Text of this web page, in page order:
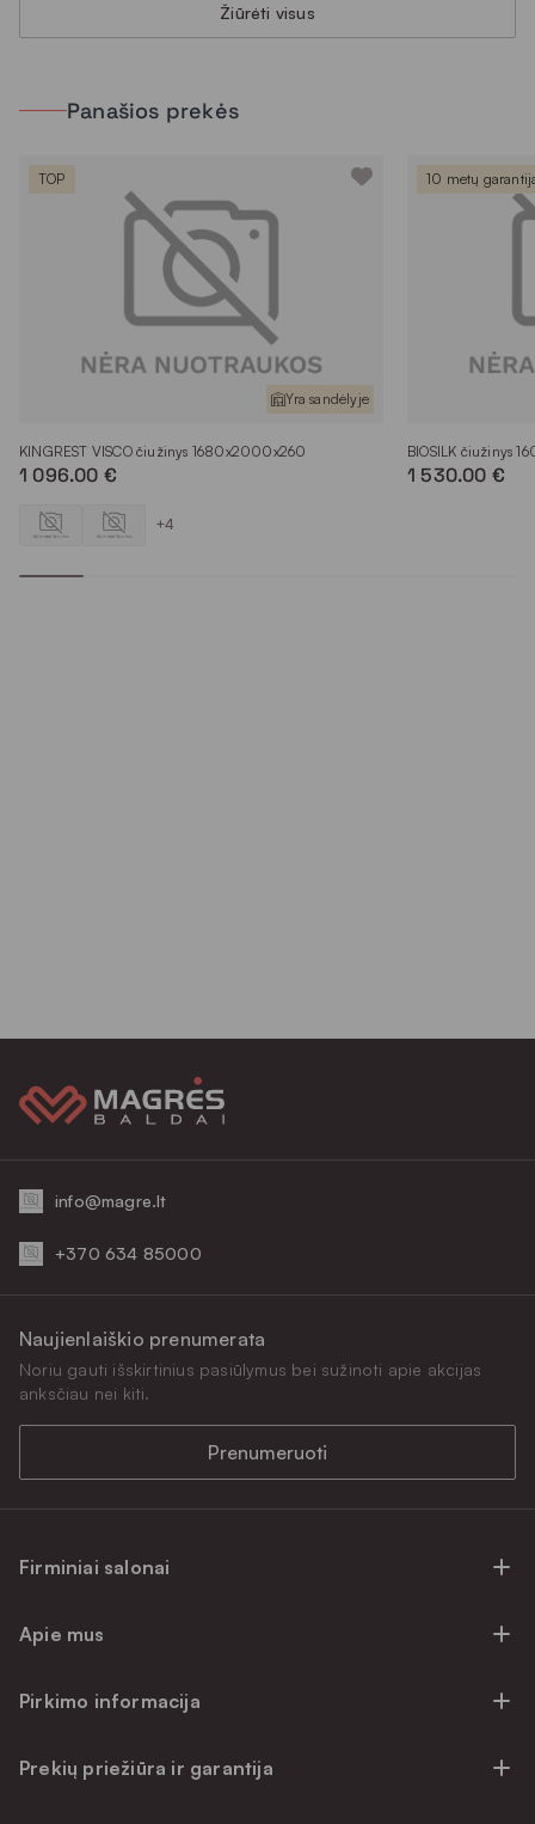
Žiūrėti visus
Panašios prekės
TOP
Yra sandėlyje
KINGREST VISCO čiužinys 1680x2000x260
1 096.00 €
+4
10 metų
BIOSILK čiužinys
1 530.00 €
info@magre.lt
+370 634 85000
Firminiai salonai
Firminiai salonai Klaipėdoje
Prekių atsiėmimo punktai
Apie mus
Atsiliepimai
Pirkimo informacija
Pirkimo sąlygos
Prekių priežiūra ir garantija
Naujienlaiškio prenumerata
Noriu gauti išskirtinius pasiūlymus bei sužinoti apie akcijas
anksčiau nei kiti.
Prenumeruoti